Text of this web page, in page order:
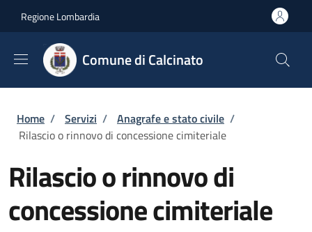
Regione Lombardia
Comune di Calcinato
Briciole di pane
Home / Servizi / Anagrafe e stato civile /
Rilascio o rinnovo di concessione cimiteriale
Rilascio o rinnovo di
concessione cimiteriale